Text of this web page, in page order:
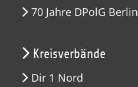
70 Jahre DPolG Berlin
Kreisverbände
Dir 1 Nord